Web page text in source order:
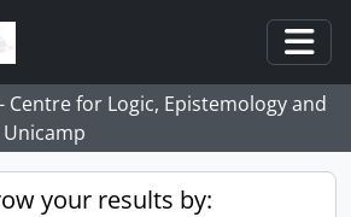
Centre for Logic, Epistemology and
your results by: